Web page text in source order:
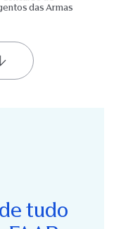
das Armas
tudo